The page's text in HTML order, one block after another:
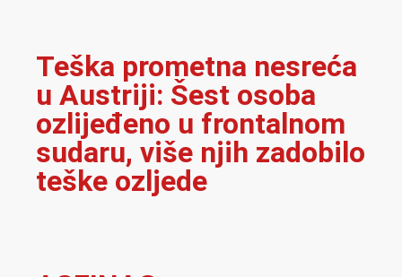
Teška prometna nesreća
u Austriji: Šest osoba
ozlijeđeno u frontalnom
sudaru, više njih zadobilo
teške ozljede